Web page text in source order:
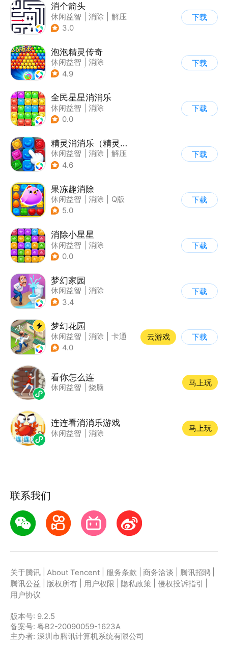
消个箭头
休闲益智 消除
解压
| 清新
3.0
下载
泡泡精灵传奇
休闲益智
消除
| 泡泡龙
4.9
下载
全民星星消消乐
休闲益智
消除
0.0
下载
精灵消消乐（精灵版）
休闲益智 消除
解压
| 单机
4.6
下载
果冻趣消除
休闲益智 消除
Q版
5.0
下载
消除小星星
休闲益智
消除
0.0
下载
梦幻家园
休闲益智
消除
| 女性向
3.4
下载
梦幻花园
休闲益智 消除
卡通
| 创梦天地
4.0
云游戏 下载
看你怎么连
休闲益智 烧脑
马上玩
连连看消消乐游戏
休闲益智 消除
马上玩
联系我们
关于腾讯 About Tencent 服务条款 商务洽谈 腾讯招聘
腾讯公益
版权所有 用户权限 隐私政策 侵权投诉指引
用户协议
版本号: 9.2.5
备案号: 粤B2-20090059-1623A
主办者: 深圳市腾讯计算机系统有限公司